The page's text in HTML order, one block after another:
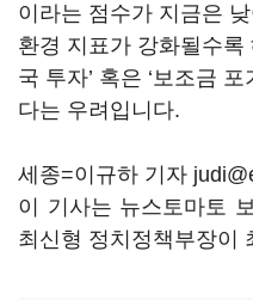
이라는 점수가 지금은
환경 지표가 강화될수록
국 투자’ 혹은 ‘보조금
다는 우려입니다.
세종=이규하 기자
이 기사는 뉴스토마토
최신형 정치정책부장이